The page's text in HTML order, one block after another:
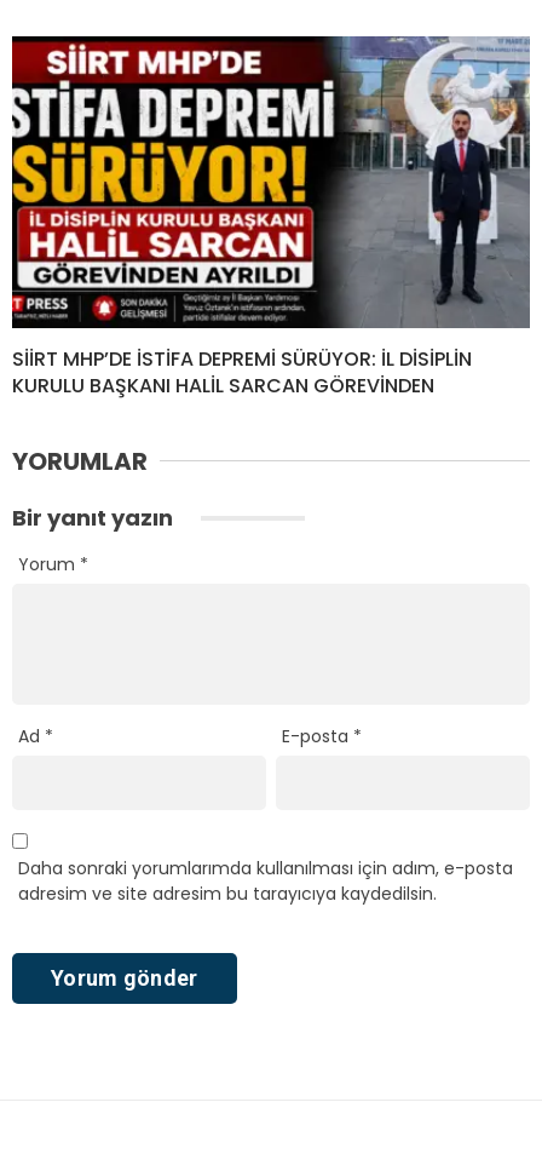
SİİRT MHP’DE İSTİFA DEPREMİ SÜRÜYOR: İL DİSİPLİN
KURULU BAŞKANI HALİL SARCAN GÖREVİNDEN
YORUMLAR
Bir yanıt yazın
Yorum *
Ad * E-posta *
Daha sonraki yorumlarımda kullanılması için adım, e-posta
adresim ve site adresim bu tarayıcıya kaydedilsin.